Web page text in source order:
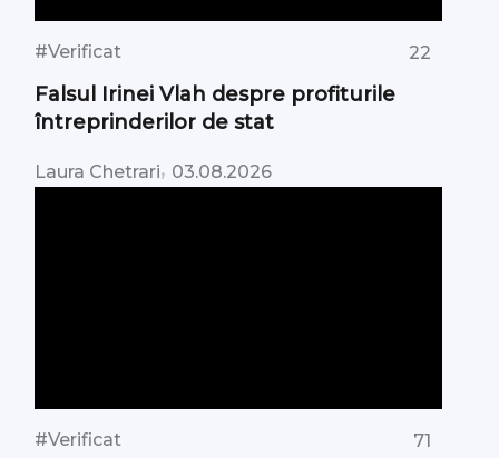
#Verificat 22
Falsul Irinei Vlah despre profiturile
întreprinderilor de stat
Laura Chetrari, 03.08.2026
#Verificat 71